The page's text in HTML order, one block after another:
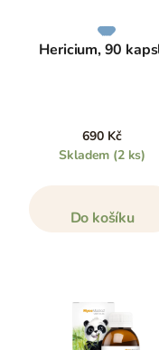
Hericium, 90
690 Kč
Skladem (2 ks)
Do košíku